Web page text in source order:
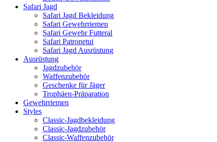
Safari Jagd
Safari Jagd Bekleidung
Safari Gewehrriemen
Safari Gewehr Futteral
Safari Patronetui
Safari Jagd Ausrüstung
Ausrüstung
Jagdzubehör
Waffenzubehör
Geschenke für Jäger
Trophäen-Präparation
Gewehrriemen
Styles
Classic-Jagdbekleidung
Classic-Jagdzubehör
Classic-Waffenzubehör